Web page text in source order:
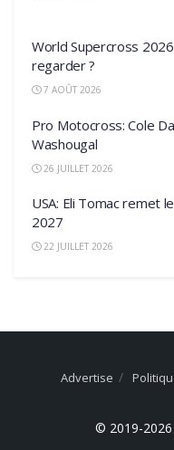
World Supercross
regarder ?
7 AOÛT 2026
Pro Motocross: Cole
Washougal
26 JUILLET 2026
USA: Eli Tomac remet
2027
22 JUILLET 2026
Advertise
© 2019-